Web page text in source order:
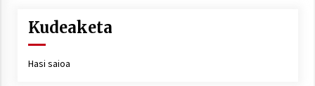
Kudeaketa
Hasi saioa